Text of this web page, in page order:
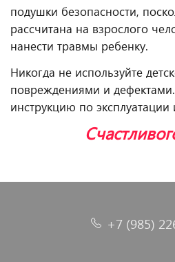
подушки безопасности,
рассчитана на взрослого
нанести травмы ребенку.
Никогда не используйте
повреждениями и
инструкцию по эксплуатации
+7 (985)